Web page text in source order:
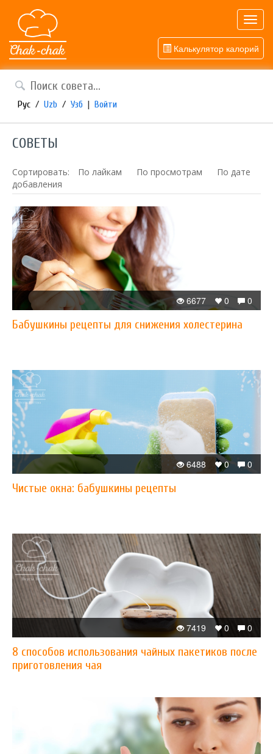
Калькулятор калорий
Рус / Uzb / Узб | Войти
СОВЕТЫ
Сортировать: По лайкам По просмотрам
По дате
добавления
0
0
6677
Бабушкины рецепты для снижения холестерина
0
0
6488
Чистые окна: бабушкины рецепты
0
0
7419
8 способов использования чайных пакетиков после
приготовления чая